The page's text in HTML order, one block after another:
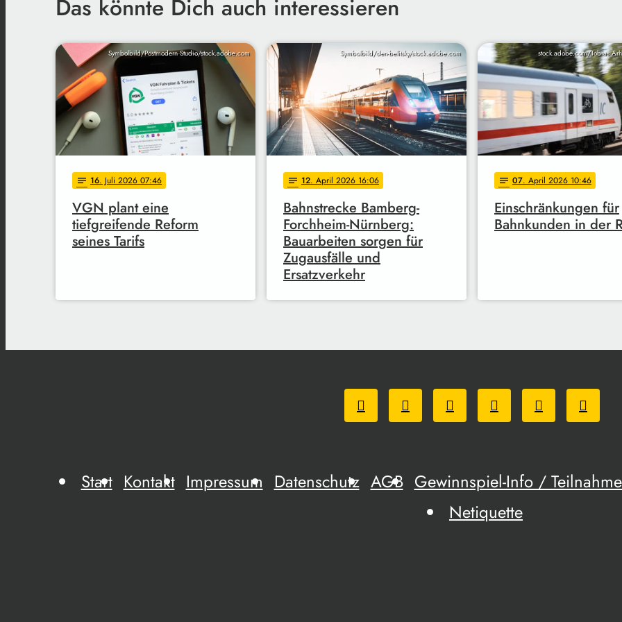
Das könnte Dich auch interessieren
Symbolbild/Postmodern Studio/stock.adobe.com
notes 16. Juli 2026 07:46
VGN plant eine
tiefgreifende Reform
seines Tarifs
Symbolbild/den-belitsky/stock.adobe.com
notes 12. April 2026 16:06
Bahnstrecke Bamberg-
Forchheim-Nürnberg:
Bauarbeiten sorgen für
Zugausfälle und
Ersatzverkehr
stock.adobe.com/Tobias
notes 07. April 2026 10:46
Einschränkungen für
Bahnkunden in der
Start Kontakt Impressum Datenschutz AGB Gewinnspiel-Info /
Netiquette